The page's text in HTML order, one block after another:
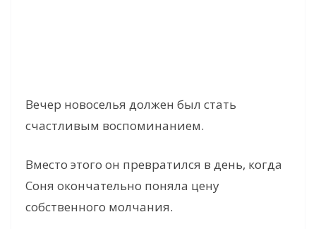
Вечер новоселья должен был стать
счастливым воспоминанием.
Вместо этого он превратился в день, когда
Соня окончательно поняла цену
собственного молчания.